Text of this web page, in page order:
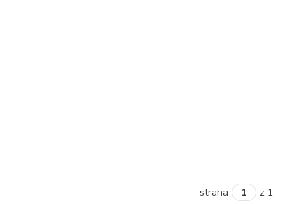
strana z 1